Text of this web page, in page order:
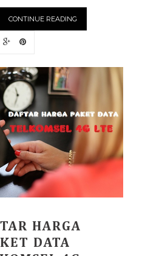
CONTINUE READING
HARGA
DATA